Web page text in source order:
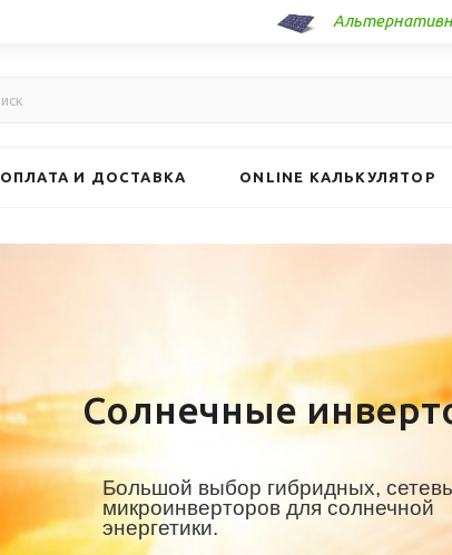
ОПЛАТА И ДОСТАВКА ONLINE КАЛЬКУЛЯТОР
Солнечные
Большой выбор гибридных,
микроинверторов для солнечной
энергетики.